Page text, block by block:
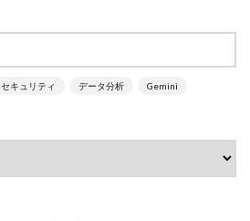
セキュリティ データ分析 Gemini